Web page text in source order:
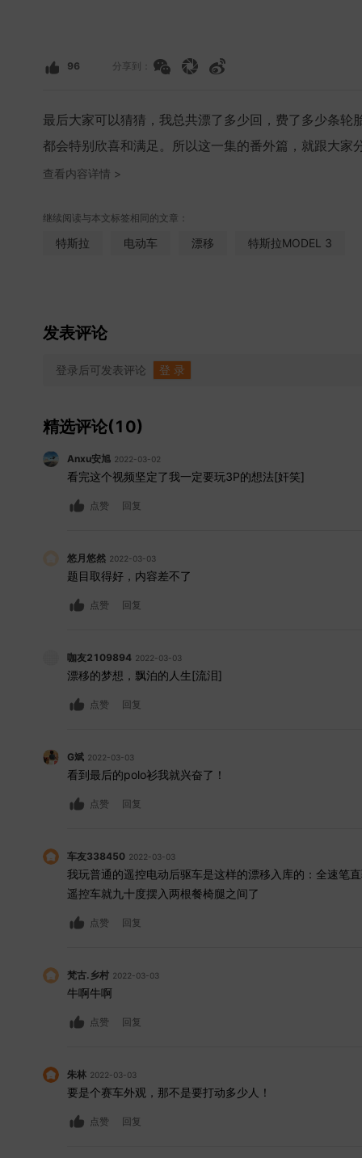
96 分享到：
最后大家可以猜猜，我总共漂了多少回，费了多少条轮
都会特别欣喜和满足。所以这一集的番外篇，就跟大
不一样了。如果漂得不够极限，在画面里的动态就一
的站位，拍摄车的走位，甚至航拍飞机的起飞时间，速
时费力的。要知道正常的赛道快跑过弯，对我而言，
3 Performance的漂移。
查看内容详情 >
继续阅读与本文标签相同的文章：
特斯拉 电动车 漂移 特斯拉MODEL 3
发表评论
登录后可发表评论 登 录
精选评论(10)
Anxu安旭 2022-03-02
看完这个视频坚定了我一定要玩3P的想法[奸笑]
点赞 回复
悠月悠然 2022-03-03
题目取得好，内容差不了
点赞 回复
咖友2109894 2022-03-03
漂移的梦想，飘泊的人生[流泪]
点赞 回复
G斌 2022-03-03
看到最后的polo衫我就兴奋了！
点赞 回复
车友338450 2022-03-03
我玩普通的遥控电动后驱车是这样的漂移入库的：全速笔
遥控车就九十度摆入两根餐椅腿之间了
点赞 回复
梵古.乡村 2022-03-03
牛啊牛啊
点赞 回复
朱林 2022-03-03
要是个赛车外观，那不是要打动多少人！
点赞 回复